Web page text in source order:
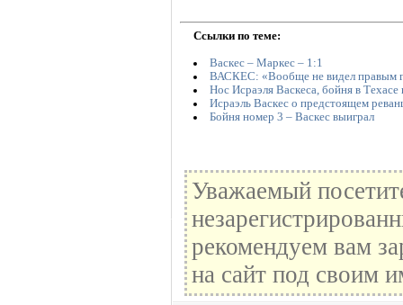
Ссылки по теме:
Васкес – Маркес – 1:1
ВАСКЕС: «Вообще не видел правым
Нос Исраэля Васкеса, бойня в Техасе
Исраэль Васкес о предстоящем
Бойня номер 3 – Васкес выиграл
Уважаемый
рекомендуем вам
на сайт под своим